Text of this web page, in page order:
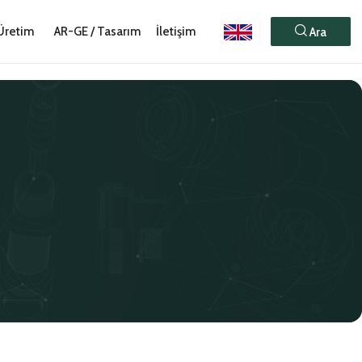
AR-GE / Tasarım İletişim Ara